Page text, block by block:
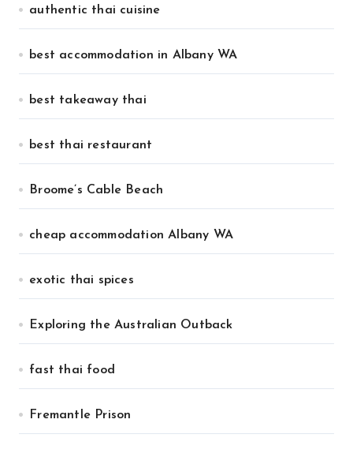
authentic thai cuisine
best accommodation in Albany WA
best takeaway thai
best thai restaurant
Broome’s Cable Beach
cheap accommodation Albany WA
exotic thai spices
Exploring the Australian Outback
fast thai food
Fremantle Prison